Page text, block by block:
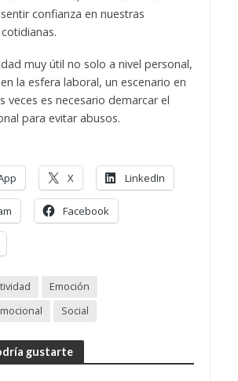
confianza en nuestras
muy útil no solo a nivel personal,
la esfera laboral, un escenario en
veces es necesario demarcar el
para evitar abusos.
X LinkedIn
Facebook
Emoción
Social
gustarte